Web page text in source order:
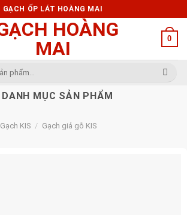
GẠCH ỐP LÁT HOÀNG MAI
0
DANH MỤC SẢN PHẨM
Gạch KIS / Gạch giả gỗ KIS